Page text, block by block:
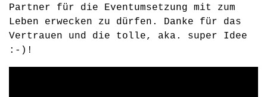
Partner für die Eventumsetzung mit zum
Leben erwecken zu dürfen. Danke für das
Vertrauen und die tolle, aka. super Idee
:-)!